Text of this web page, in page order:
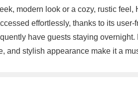
modern look or a cozy, rustic
effortlessly, thanks to its
have guests staying
and stylish appearance make it a